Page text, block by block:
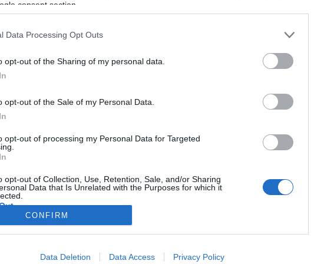
consent section.
Data Processing Opt Outs
opt-out of the Sharing of my personal data.
opt-out of the Sale of my Personal Data.
opt-out of processing my Personal Data for Targeted
opt-out of Collection, Use, Retention, Sale, and/or Sharing
Data that Is Unrelated with the Purposes for which it
allow Google to enable storage related to advertising like cookies on
CONFIRM
Data Deletion Data Access Privacy Policy
45 millió forint díjazást
Kft. – BIVAK